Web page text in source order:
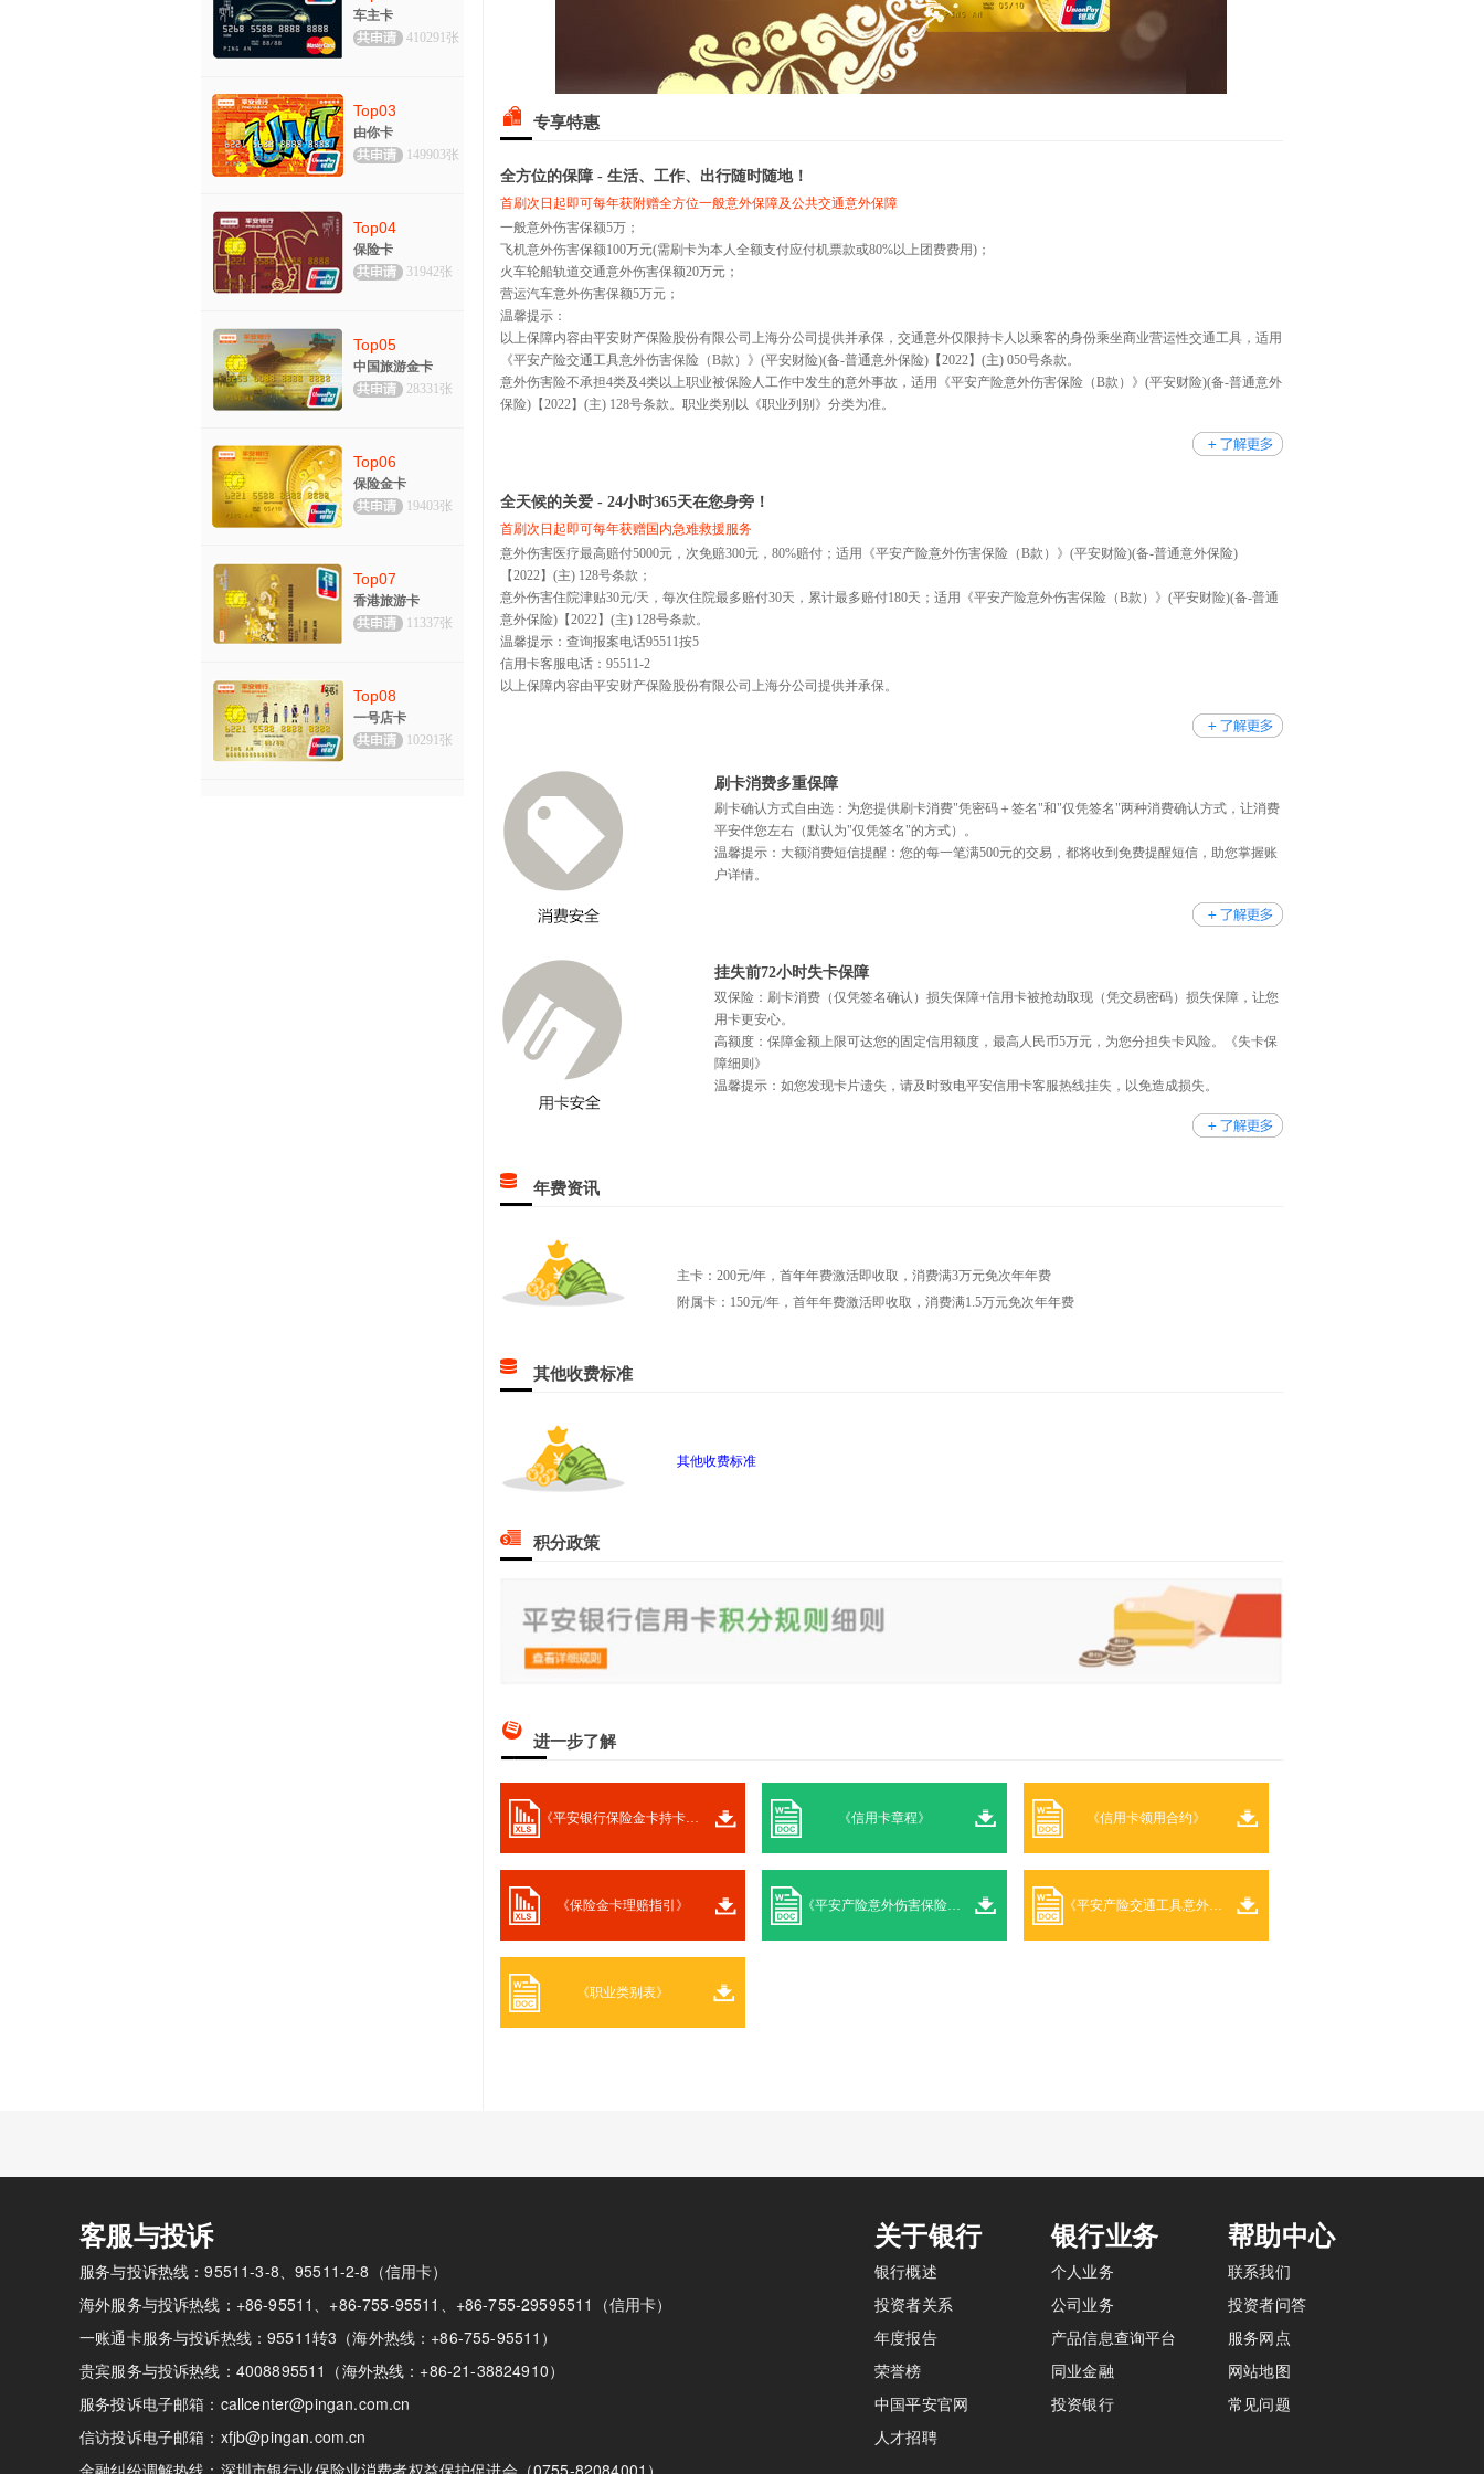
车主卡
410291张
Top03
由你卡
149903张
Top04
保险卡
31942张
Top05
中国旅游金卡
28331张
Top06
保险金卡
19403张
Top07
香港旅游卡
11337张
Top08
一号店卡
10291张
专享特惠
全方位的保障 - 生活、工作、出行随时随地！
首刷次日起即可每年获附赠全方位一般意外保障及公共交通意外保障
一般意外伤害保额5万；
飞机意外伤害保额100万元(需刷卡为本人全额支付应付机票款或80%以上团费费用)；
火车轮船轨道交通意外伤害保额20万元；
营运汽车意外伤害保额5万元；
温馨提示：
以上保障内容由平安财产保险股份有限公司上海分公司提供并承保，交通意外仅限持卡人以乘客的身份乘坐商业营运性交通工具，适用
《平安产险交通工具意外伤害保险（B款）》(平安财险)(备-普通意外保险)【2022】(主) 050号条款。
意外伤害险不承担4类及4类以上职业被保险人工作中发生的意外事故，适用《平安产险意外伤害保险（B款）》(平安财险)(备-普通意外
保险)【2022】(主) 128号条款。职业类别以《职业列别》分类为准。
全天候的关爱 - 24小时365天在您身旁！
首刷次日起即可每年获赠国内急难救援服务
意外伤害医疗最高赔付5000元，次免赔300元，80%赔付；适用《平安产险意外伤害保险（B款）》(平安财险)(备-普通意外保险)
【2022】(主) 128号条款；
意外伤害住院津贴30元/天，每次住院最多赔付30天，累计最多赔付180天；适用《平安产险意外伤害保险（B款）》(平安财险)(备-普通
意外保险)【2022】(主) 128号条款。
温馨提示：查询报案电话95511按5
信用卡客服电话：95511-2
以上保障内容由平安财产保险股份有限公司上海分公司提供并承保。
刷卡消费多重保障
刷卡确认方式自由选：为您提供刷卡消费"凭密码＋签名"和"仅凭签名"两种消费确认方式，让消费
平安伴您左右（默认为"仅凭签名"的方式）。
温馨提示：大额消费短信提醒：您的每一笔满500元的交易，都将收到免费提醒短信，助您掌握账
户详情。
挂失前72小时失卡保障
双保险：刷卡消费（仅凭签名确认）损失保障+信用卡被抢劫取现（凭交易密码）损失保障，让您
用卡更安心。
高额度：保障金额上限可达您的固定信用额度，最高人民币5万元，为您分担失卡风险。《失卡保
障细则》
温馨提示：如您发现卡片遗失，请及时致电平安信用卡客服热线挂失，以免造成损失。
年费资讯
主卡：200元/年，首年年费激活即收取，消费满3万元免次年年费
附属卡：150元/年，首年年费激活即收取，消费满1.5万元免次年年费
其他收费标准
其他收费标准
积分政策
进一步了解
《平安银行保险金卡持卡人意外险保障计划》 《信用卡章程》 《信用卡领用合约》
《保险金卡理赔指引》 《平安产险意外伤害保险条款》 《平安产险交通工具意外伤害保险条款》
《职业类别表》
客服与投诉
服务与投诉热线：95511-3-8、95511-2-8（信用卡）
海外服务与投诉热线：+86-95511、+86-755-95511、+86-755-29595511（信用卡）
一账通卡服务与投诉热线：95511转3（海外热线：+86-755-95511）
贵宾服务与投诉热线：4008895511（海外热线：+86-21-38824910）
服务投诉电子邮箱：callcenter@pingan.com.cn
信访投诉电子邮箱：xfjb@pingan.com.cn
关于银行
银行概述
投资者关系
年度报告
荣誉榜
中国平安官网
人才招聘
银行业务
个人业务
公司业务
产品信息查询平台
同业金融
投资银行
帮助中心
联系我们
投资者问答
服务网点
网站地图
常见问题